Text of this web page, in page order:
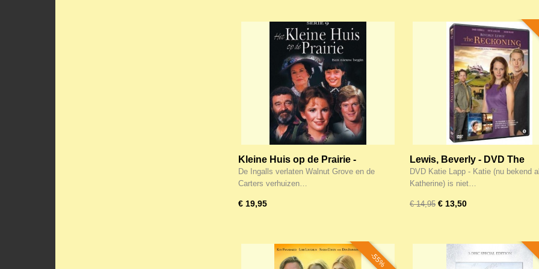
Kleine Huis op de Prairie -
complete 9e seizoen - 6-DVD
De Ingalls verlaten Walnut Grove en de
Carters verhuizen…
€ 19,95
Lewis, Beverly - DVD The
RecKoning (Katie Lapp-3
DVD Katie Lapp - Katie (nu bekend
Katherine) is niet…
€ 14,95 € 13,50
-55%